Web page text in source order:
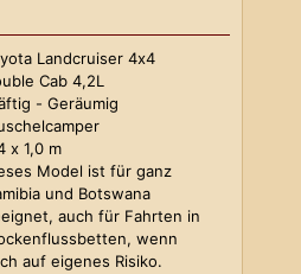
Landcruiser 4x4
Cab 4,2L
- Geräumig
x 1,0 m
Model ist für ganz
und Botswana
auch für Fahrten in
wenn
auf eigenes Risiko.